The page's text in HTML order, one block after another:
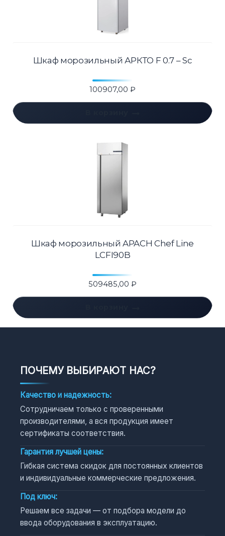
Шкаф морозильный АРКТО F 0.7 – Sc
100907,00 ₽
Шкаф морозильный APACH Chef Line
LCFI90B
509485,00 ₽
ПОЧЕМУ ВЫБИРАЮТ НАС?
Качество и надежность:
Сотрудничаем только с проверенными
производителями, а вся продукция имеет
сертификаты соответствия.
Гарантия лучшей цены:
Гибкая система скидок для постоянных клиентов
и индивидуальные коммерческие предложения.
Под ключ:
Решаем все задачи — от подбора модели до
ввода оборудования в эксплуатацию.